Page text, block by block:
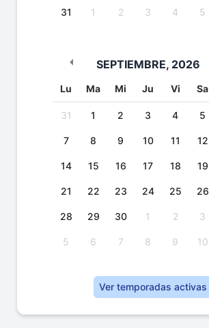
31 1 2 3 4 5
SEPTIEMBRE, 2026
Lu Ma Mi Ju Vi Sa
31 1 2 3 4 5
7 8 9 10 11 12
14 15 16 17 18 19
21 22 23 24 25 26
28 29 30 1 2 3
5 6 7 8 9 10
Ver temporadas activas